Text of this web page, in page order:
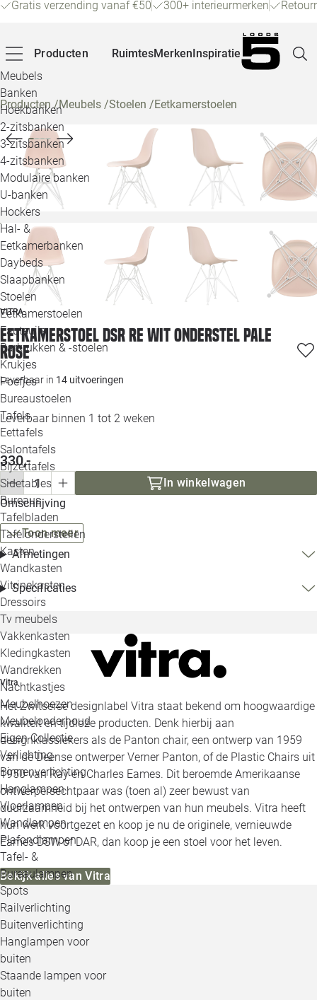
Gratis verzending vanaf €50 300+ interieurmerken
Producten
Meubels
Banken
Hoekbanken
2-zitsbanken
3-zitsbanken
4-zitsbanken
Modulaire banken
U-banken
Hockers
Hal- &
Eetkamerbanken
Daybeds
Slaapbanken
Stoelen
Eetkamerstoelen
Fauteuils
Barkrukken & -stoelen
Krukjes
Poefjes
Bureaustoelen
Tafels
Eettafels
Salontafels
Bijzettafels
Sidetables
Bureaus
Tafelbladen
Tafelonderstellen
Kasten
Wandkasten
Vitrinekasten
Dressoirs
Tv meubels
Vakkenkasten
Kledingkasten
Wandrekken
Nachtkastjes
Meubelhoezen
Meubelonderhoud
Eigen Collectie
Verlichting
Binnenverlichting
Hanglampen
Vloerlampen
Wandlampen
Plafondlampen
Tafel- &
Bureaulampen
Spots
Railverlichting
Buitenverlichting
Hanglampen voor
buiten
Staande lampen voor
buiten
RuimtesMerkenInspiratie
Producten/Meubels /Stoelen /Eetkamerstoelen
VITRA
Eetkamerstoel DSR RE wit onderstel pale
rose
Leverbaar in 14 uitvoeringen
Leverbaar binnen 1 tot 2 weken
330,-
In winkelwagen
Omschrijving
Toon meer
Afmetingen
Specificaties
Vitra
Het Zwitserse designlabel Vitra staat bekend om hoogwaardige
kwaliteit en tijdloze producten. Denk hierbij aan
designklassiekers als de Panton chair, een ontwerp van 1959
van de Deense ontwerper Verner Panton, of de Plastic Chairs uit
1950 van Ray en Charles Eames. Dit beroemde Amerikaanse
ontwerpersechtpaar was (toen al) zeer bewust van
duurzaamheid bij het ontwerpen van hun meubels. Vitra heeft
hun werk voortgezet en koop je nu de originele, vernieuwde
Eames DSW of DAR, dan koop je een stoel voor het leven.
Bekijk alles van Vitra